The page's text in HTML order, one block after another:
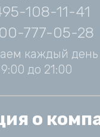
108-11-41
777-05-28
каждый день
до 21:00
о